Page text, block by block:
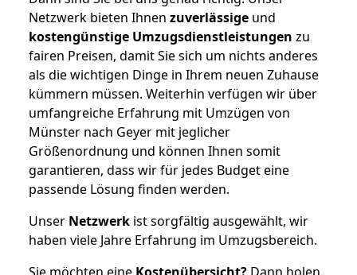
Netzwerk bieten Ihnen zuverlässige und
kostengünstige Umzugsdienstleistungen zu
fairen Preisen, damit Sie sich um nichts anderes
als die wichtigen Dinge in Ihrem neuen Zuhause
kümmern müssen. Weiterhin verfügen wir über
umfangreiche Erfahrung mit Umzügen von
Münster nach Geyer mit jeglicher
Größenordnung und können Ihnen somit
garantieren, dass wir für jedes Budget eine
passende Lösung finden werden.
Unser Netzwerk ist sorgfältig ausgewählt, wir
haben viele Jahre Erfahrung im Umzugsbereich.